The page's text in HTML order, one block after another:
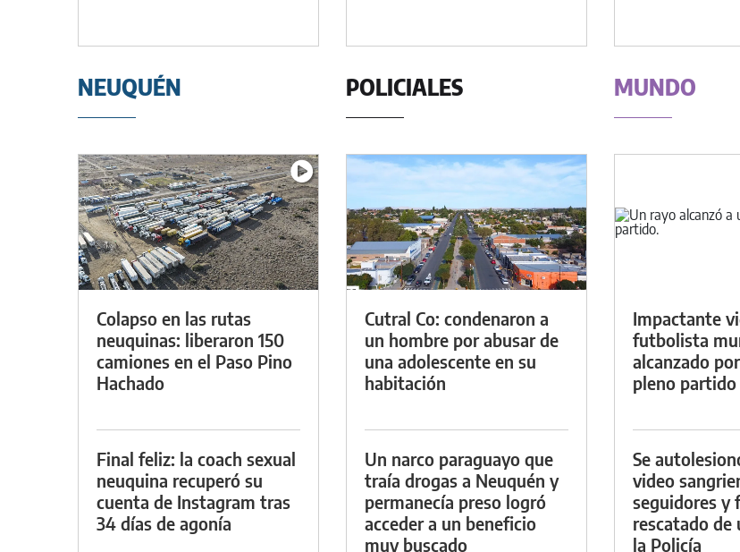
NEUQUÉN
Colapso en las rutas
neuquinas: liberaron 150
camiones en el Paso Pino
Hachado
Final feliz: la coach sexual
neuquina recuperó su
cuenta de Instagram tras
34 días de agonía
POLICIALES
Cutral Co: condenaron a
un hombre por abusar de
una adolescente en su
habitación
Un narco paraguayo que
traía drogas a Neuquén y
permanecía preso logró
acceder a un beneficio
muy buscado
MUNDO
Impactante
futbolista
alcanzado
pleno partido
Se
video
seguidores y
rescatado de
la Policía